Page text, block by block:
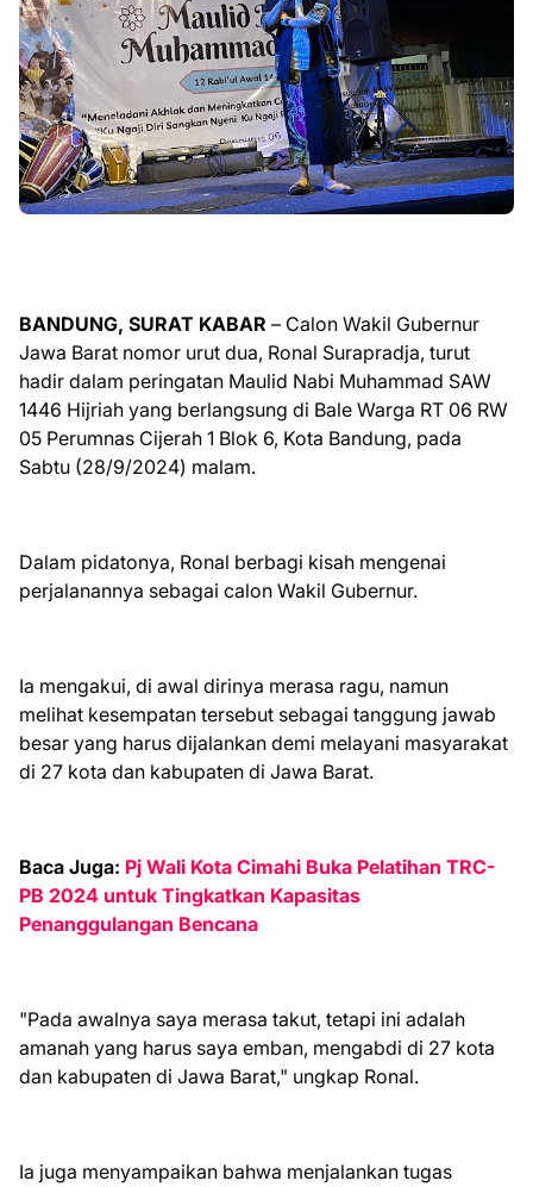
BANDUNG, SURAT KABAR – Calon Wakil Gubernur
Jawa Barat nomor urut dua, Ronal Surapradja, turut
hadir dalam peringatan Maulid Nabi Muhammad SAW
1446 Hijriah yang berlangsung di Bale Warga RT 06 RW
05 Perumnas Cijerah 1 Blok 6, Kota Bandung, pada
Sabtu (28/9/2024) malam.
Dalam pidatonya, Ronal berbagi kisah mengenai
perjalanannya sebagai calon Wakil Gubernur.
Ia mengakui, di awal dirinya merasa ragu, namun
melihat kesempatan tersebut sebagai tanggung jawab
besar yang harus dijalankan demi melayani masyarakat
di 27 kota dan kabupaten di Jawa Barat.
Baca Juga: Pj Wali Kota Cimahi Buka Pelatihan TRC-
PB 2024 untuk Tingkatkan Kapasitas
Penanggulangan Bencana
"Pada awalnya saya merasa takut, tetapi ini adalah
amanah yang harus saya emban, mengabdi di 27 kota
dan kabupaten di Jawa Barat," ungkap Ronal.
Ia juga menyampaikan bahwa menjalankan tugas